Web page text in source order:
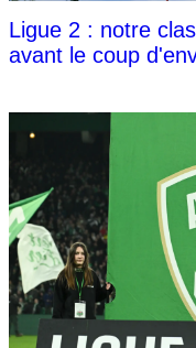
Ligue 2 : notre
avant le coup